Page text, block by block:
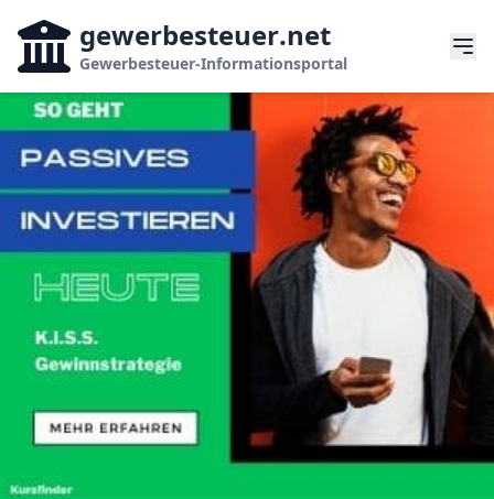
gewerbesteuer.net
Gewerbesteuer-Informationsportal